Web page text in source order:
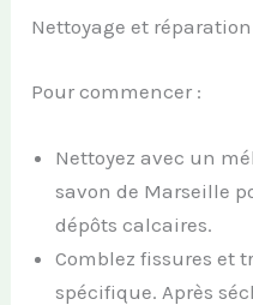
Nettoyage et réparation
Pour commencer :
Nettoyez avec un
savon de Marseille
dépôts calcaires.
Comblez fissures et
spécifique. Après